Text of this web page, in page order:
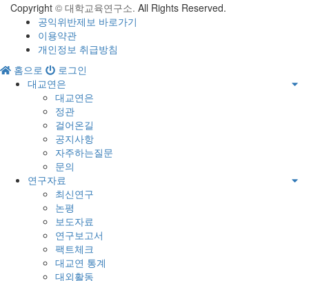
Copyright © 대학교육연구소. All Rights Reserved.
공익위반제보 바로가기
이용약관
개인정보 취급방침
홈으로
로그인
대교연은
대교연은
정관
걸어온길
공지사항
자주하는질문
문의
연구자료
최신연구
논평
보도자료
연구보고서
팩트체크
대교연 통계
대외활동